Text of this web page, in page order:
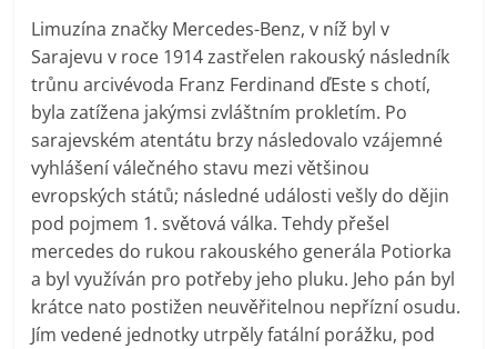
Limuzína značky Mercedes-Benz, v níž byl v
Sarajevu v roce 1914 zastřelen rakouský následník
trůnu arcivévoda Franz Ferdinand ďEste s chotí,
byla zatížena jakýmsi zvláštním prokletím. Po
sarajevském atentátu brzy následovalo vzájemné
vyhlášení válečného stavu mezi většinou
evropských států; následné události vešly do dějin
pod pojmem 1. světová válka. Tehdy přešel
mercedes do rukou rakouského generála Potiorka
a byl využíván pro potřeby jeho pluku. Jeho pán byl
krátce nato postižen neuvěřitelnou nepřízní osudu.
Jím vedené jednotky utrpěly fatální porážku, pod